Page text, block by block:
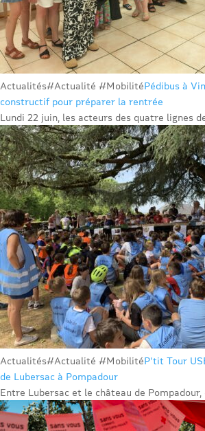
Actualités#Actualité #MobilitéPédibus à
constructif pour préparer la rentrée
Lundi 22 juin, les acteurs des quatre lignes
Actualités#Actualité #MobilitéP’tit Tour
de Lubersac à Pompadour
Entre Lubersac et le château de Pompadour,